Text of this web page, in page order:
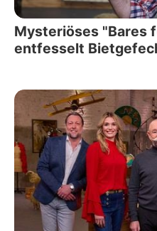
Mysteriöses "Bares
entfesselt